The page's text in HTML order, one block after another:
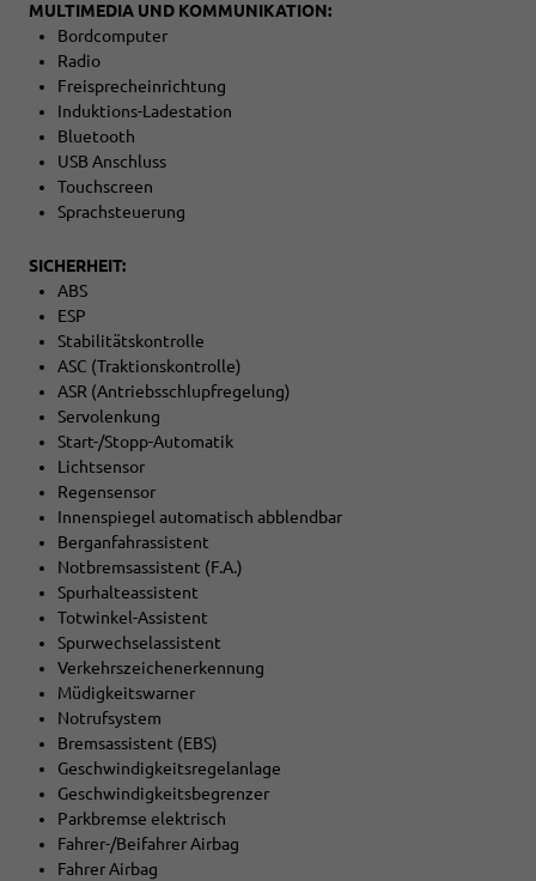
MULTIMEDIA UND KOMMUNIKATION:
Bordcomputer
Radio
Freisprecheinrichtung
Induktions-Ladestation
Bluetooth
USB Anschluss
Touchscreen
Sprachsteuerung
SICHERHEIT:
ABS
ESP
Stabilitätskontrolle
ASC (Traktionskontrolle)
ASR (Antriebsschlupfregelung)
Servolenkung
Start-/Stopp-Automatik
Lichtsensor
Regensensor
Innenspiegel automatisch abblendbar
Berganfahrassistent
Notbremsassistent (F.A.)
Spurhalteassistent
Totwinkel-Assistent
Spurwechselassistent
Verkehrszeichenerkennung
Müdigkeitswarner
Notrufsystem
Bremsassistent (EBS)
Geschwindigkeitsregelanlage
Geschwindigkeitsbegrenzer
Parkbremse elektrisch
Fahrer-/Beifahrer Airbag
Fahrer Airbag